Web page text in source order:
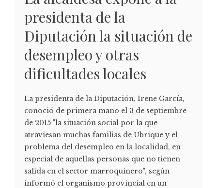
presidenta de la
Diputación la situación de
desempleo y otras
dificultades locales
La presidenta de la Diputación, Irene García,
conoció de primera mano el 3 de septiembre
de 2015 "la situación social por la que
atraviesan muchas familias de Ubrique y el
problema del desempleo en la localidad, en
especial de aquellas personas que no tienen
salida en el sector marroquinero", según
informó el organismo provincial en un